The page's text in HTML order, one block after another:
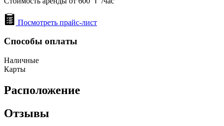
Посмотреть прайс-лист
Способы оплаты
Наличные
Карты
Расположение
Отзывы